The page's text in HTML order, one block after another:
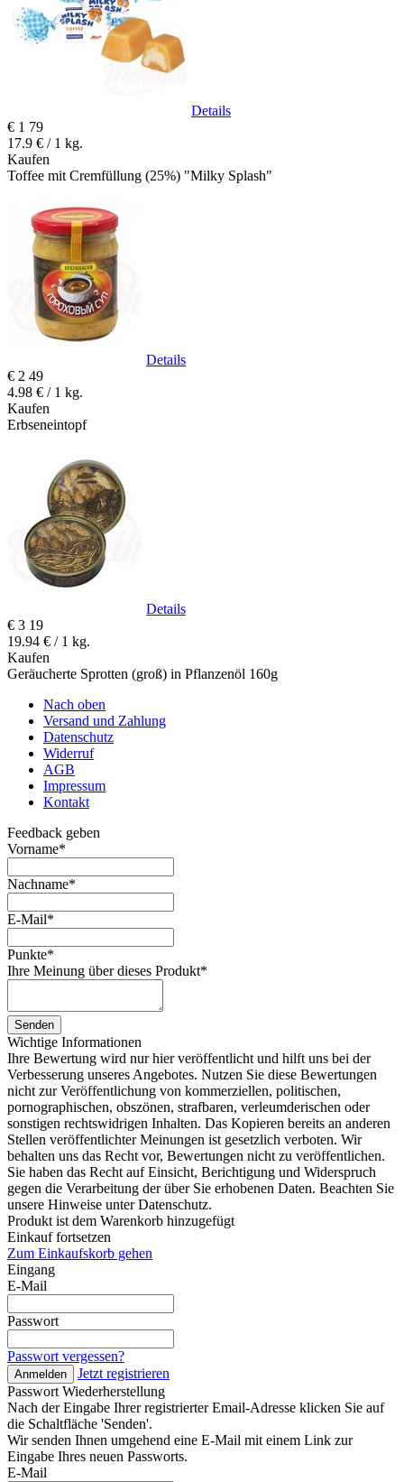
Details
€ 1 79
17.9 € / 1 kg.
Kaufen
Toffee mit Cremfüllung (25%) "Milky Splash"
Details
€ 2 49
4.98 € / 1 kg.
Kaufen
Erbseneintopf
Details
€ 3 19
19.94 € / 1 kg.
Kaufen
Geräucherte Sprotten (groß) in Pflanzenöl 160g
Nach oben
Versand und Zahlung
Datenschutz
Widerruf
AGB
Impressum
Kontakt
Feedback geben
Vorname*
Nachname*
E-Mail*
Punkte*
Ihre Meinung über dieses Produkt*
Senden
Wichtige Informationen
Ihre Bewertung wird nur hier veröffentlicht und hilft uns bei der
Verbesserung unseres Angebotes. Nutzen Sie diese Bewertungen
nicht zur Veröffentlichung von kommerziellen, politischen,
pornographischen, obszönen, strafbaren, verleumderischen oder
sonstigen rechtswidrigen Inhalten. Das Kopieren bereits an anderen
Stellen veröffentlichter Meinungen ist gesetzlich verboten. Wir
behalten uns das Recht vor, Bewertungen nicht zu veröffentlichen.
Sie haben das Recht auf Einsicht, Berichtigung und Widerspruch
gegen die Verarbeitung der über Sie erhobenen Daten. Beachten Sie
unsere Hinweise unter Datenschutz.
Produkt ist dem Warenkorb hinzugefügt
Einkauf fortsetzen
Zum Einkaufskorb gehen
Eingang
E-Mail
Passwort
Passwort vergessen?
Anmelden
Jetzt registrieren
Passwort Wiederherstellung
Nach der Eingabe Ihrer registrierter Email-Adresse klicken Sie auf
die Schaltfläche 'Senden'.
Wir senden Ihnen umgehend eine E-Mail mit einem Link zur
Eingabe Ihres neuen Passworts.
E-Mail